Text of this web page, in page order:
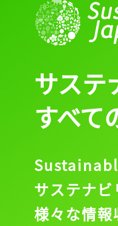
サステ
すべて
サステナビ
様々な情